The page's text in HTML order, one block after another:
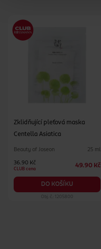
Zklidňující pleťová maska
Centella Asiatica
Beauty of Joseon 25 ml
36.90 Kč
CLUB cena
49.90 Kč
DO KOŠÍKU
Obj. č.: 1205800